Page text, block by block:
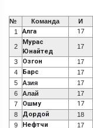
№ Команда И
1
Алга 17
2
Мурас
Юнайтед
17
3 Озгон 17
4 Барс 17
5 Азия 17
6
Алай 17
7
Ошму 17
8 Дордой 18
9 Нефтчи 17